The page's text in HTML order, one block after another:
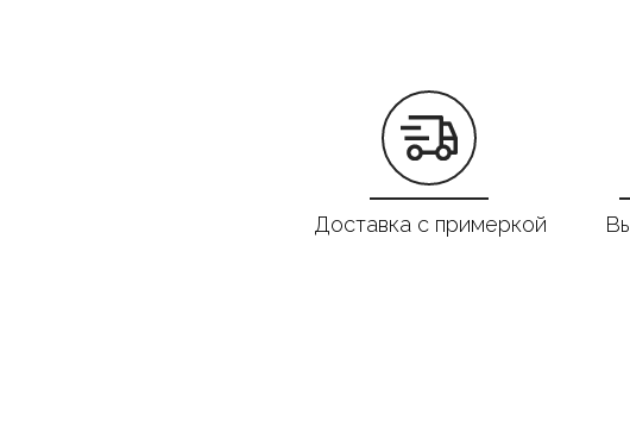
Доставка с примеркой